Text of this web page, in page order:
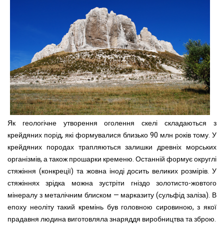
Як геологічне утворення оголення скелі складаються з
крейдяних порід, які формувалися близько 90 млн років тому. У
крейдяних породах трапляються залишки древніх морських
організмів, а також прошарки кременю. Останній формує округлі
стяжіння (конкреції) та жовна іноді досить великих розмірів. У
стяжіннях зрідка можна зустріти гніздо золотисто-жовтого
мінералу з металічним блиском — марказиту (сульфід заліза). В
епоху неоліту такий кремінь був головною сировиною, з якої
прадавня людина виготовляла знаряддя виробництва та зброю.